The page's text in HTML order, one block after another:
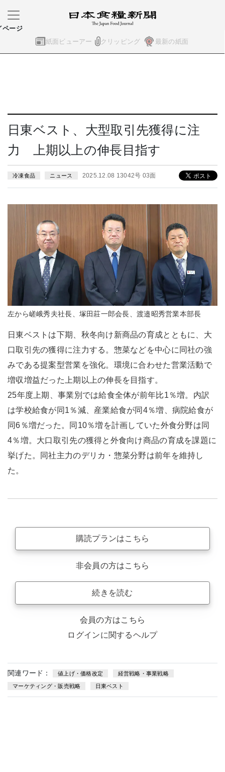
紙面ビューアー クリッピング 最新の紙面
ページ
日東ベスト、大型取引先獲得に注
力 上期以上の伸長目指す
冷凍食品 ニュース 2025.12.08 13042号 03面
左から嵯峨秀夫社長、塚田莊一郎会長、渡邉昭秀営業本部長
日東ベストは下期、秋冬向け新商品の育成とともに、大
口取引先の獲得に注力する。惣菜などを中心に同社の強
みである提案型営業を強化。環境に合わせた営業活動で
増収増益だった上期以上の伸長を目指す。
25年度上期、事業別では給食全体が前年比1％増。内訳
は学校給食が同1％減、産業給食が同4％増、病院給食が
同6％増だった。同10％増を計画していた外食分野は同
4％増。大口取引先の獲得と外食向け商品の育成を課題に
挙げた。同社主力のデリカ・惣菜分野は前年を維持し
た。
購読プランはこちら
非会員の方はこちら
続きを読む
会員の方はこちら
ログインに関するヘルプ
関連ワード： 値上げ・価格改定 経営戦略・事業戦略
マーケティング・販売戦略 日東ベスト